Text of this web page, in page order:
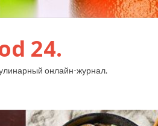
24.
онлайн-журнал.